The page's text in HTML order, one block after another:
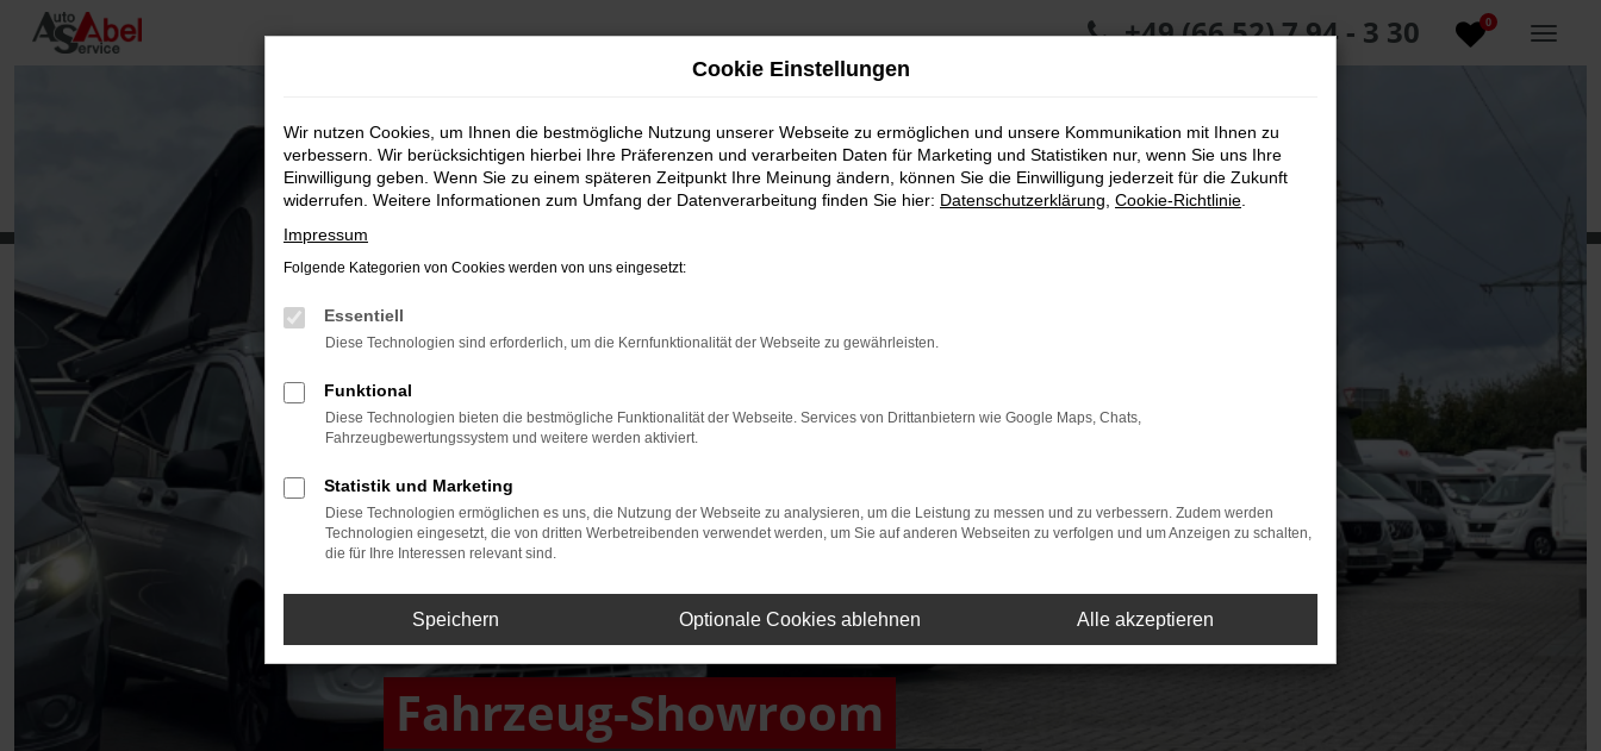
Zum
Hauptinhalt
0
+49 (66 52) 7 94 - 3 30
Fahrzeug-Showroom
Cookie Einstellungen
Wir nutzen Cookies, um Ihnen die bestmögliche Nutzung unserer Webseite zu ermöglichen und unsere Kommunikation mit Ihnen zu
verbessern. Wir berücksichtigen hierbei Ihre Präferenzen und verarbeiten Daten für Marketing und Statistiken nur, wenn Sie uns Ihre
Einwilligung geben. Wenn Sie zu einem späteren Zeitpunkt Ihre Meinung ändern, können Sie die Einwilligung jederzeit für die Zukunft
widerrufen. Weitere Informationen zum Umfang der Datenverarbeitung finden Sie hier: Datenschutzerklärung Cookie-Richtlinie
Impressum
Folgende Kategorien von Cookies werden von uns eingesetzt:
Essentiell
Diese Technologien sind erforderlich, um die Kernfunktionalität der Webseite zu gewährleisten.
Funktional
Diese Technologien bieten die bestmögliche Funktionalität der Webseite. Services von Drittanbietern wie Google Maps, Chats,
Fahrzeugbewertungssystem und weitere werden aktiviert.
Statistik und Marketing
Diese Technologien ermöglichen es uns, die Nutzung der Webseite zu analysieren, um die Leistung zu messen und zu verbessern. Zudem werden
Technologien eingesetzt, die von dritten Werbetreibenden verwendet werden, um Sie auf anderen Webseiten zu verfolgen und um Anzeigen zu schalten,
die für Ihre Interessen relevant sind.
Speichern Optionale Cookies ablehnen Alle akzeptieren